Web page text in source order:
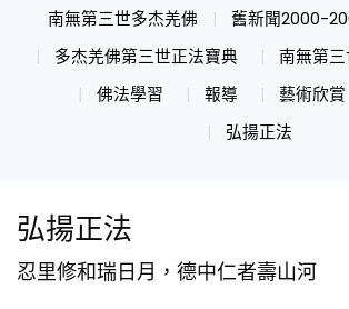
南無第三世多杰羌佛 舊新聞2000-
多杰羌佛第三世正法寶典
南無第
佛法學習
報導 藝術欣賞
弘揚正法
弘揚正法
忍里修和瑞日月，德中仁者壽山河